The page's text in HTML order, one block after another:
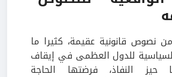
من نصوص قانونية عقيمة، كثيرا ما
للدول العظمى في إيقاف
حيز النفاذ، فرضتها الحاجة